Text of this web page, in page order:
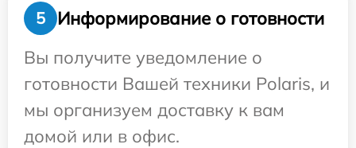
5
Информирование о готовности
Вы получите уведомление о
готовности Вашей техники Polaris, и
мы организуем доставку к вам
домой или в офис.